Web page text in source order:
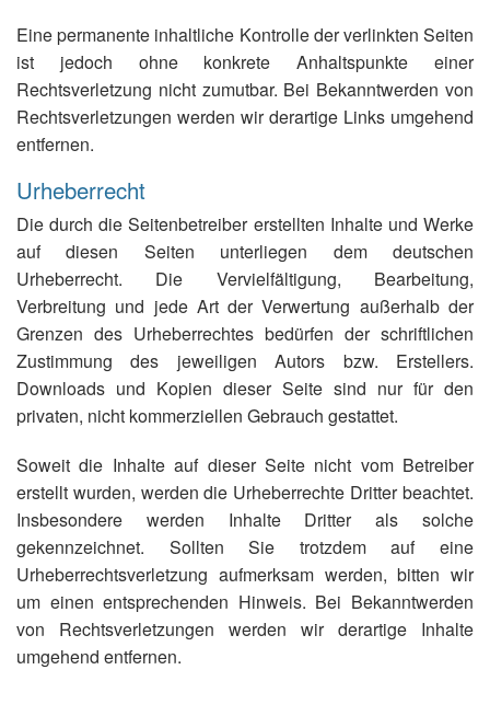
Eine permanente inhaltliche Kontrolle der verlinkten Seiten
ist jedoch ohne konkrete Anhaltspunkte einer
Rechtsverletzung nicht zumutbar. Bei Bekanntwerden von
Rechtsverletzungen werden wir derartige Links umgehend
entfernen.
Urheberrecht
Die durch die Seitenbetreiber erstellten Inhalte und Werke
auf diesen Seiten unterliegen dem deutschen
Urheberrecht. Die Vervielfältigung, Bearbeitung,
Verbreitung und jede Art der Verwertung außerhalb der
Grenzen des Urheberrechtes bedürfen der schriftlichen
Zustimmung des jeweiligen Autors bzw. Erstellers.
Downloads und Kopien dieser Seite sind nur für den
privaten, nicht kommerziellen Gebrauch gestattet.
Soweit die Inhalte auf dieser Seite nicht vom Betreiber
erstellt wurden, werden die Urheberrechte Dritter beachtet.
Insbesondere werden Inhalte Dritter als solche
gekennzeichnet. Sollten Sie trotzdem auf eine
Urheberrechtsverletzung aufmerksam werden, bitten wir
um einen entsprechenden Hinweis. Bei Bekanntwerden
von Rechtsverletzungen werden wir derartige Inhalte
umgehend entfernen.